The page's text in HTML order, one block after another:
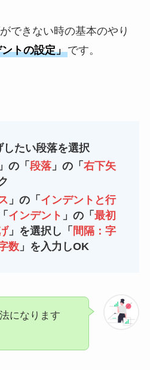
できない時の基本のやり
トの設定」です。
たい段落を選択
」の「段落 」の「右下矢
」の「 インデントと行
インデント 」の「最初
」を選択し「 間隔：字
数 」を入力しOK
になります